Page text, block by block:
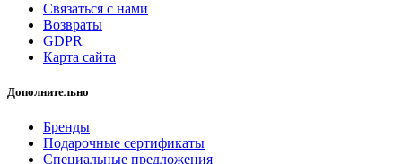
Связаться с нами
Возвраты
GDPR
Карта сайта
Дополнительно
Бренды
Подарочные сертификаты
Специальные предложения